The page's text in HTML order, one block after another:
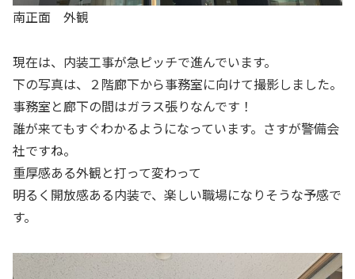
南正面 外観
現在は、内装工事が急ピッチで進んでいます。
下の写真は、２階廊下から事務室に向けて撮影しました。
事務室と廊下の間はガラス張りなんです！
誰が来てもすぐわかるようになっています。さすが警備会
社ですね。
重厚感ある外観と打って変わって
明るく開放感ある内装で、楽しい職場になりそうな予感で
す。